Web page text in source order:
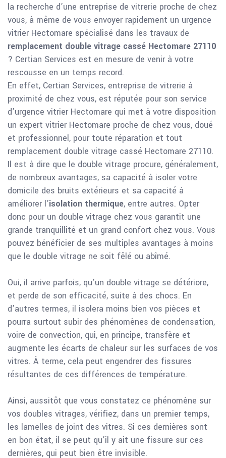
la recherche d’une entreprise de vitrerie proche de chez
vous, à même de vous envoyer rapidement un urgence
vitrier Hectomare spécialisé dans les travaux de
remplacement double vitrage cassé Hectomare 27110
? Certian Services est en mesure de venir à votre
rescousse en un temps record.
En effet, Certian Services, entreprise de vitrerie à
proximité de chez vous, est réputée pour son service
d’urgence vitrier Hectomare qui met à votre disposition
un expert vitrier Hectomare proche de chez vous, doué
et professionnel, pour toute réparation et tout
remplacement double vitrage cassé Hectomare 27110.
Il est à dire que le double vitrage procure, généralement,
de nombreux avantages, sa capacité à isoler votre
domicile des bruits extérieurs et sa capacité à
améliorer l’isolation thermique, entre autres. Opter
donc pour un double vitrage chez vous garantit une
grande tranquillité et un grand confort chez vous. Vous
pouvez bénéficier de ses multiples avantages à moins
que le double vitrage ne soit fêlé ou abîmé.
Oui, il arrive parfois, qu’un double vitrage se détériore,
et perde de son efficacité, suite à des chocs. En
d’autres termes, il isolera moins bien vos pièces et
pourra surtout subir des phénomènes de condensation,
voire de convection, qui, en principe, transfère et
augmente les écarts de chaleur sur les surfaces de vos
vitres. À terme, cela peut engendrer des fissures
résultantes de ces différences de température.
Ainsi, aussitôt que vous constatez ce phénomène sur
vos doubles vitrages, vérifiez, dans un premier temps,
les lamelles de joint des vitres. Si ces dernières sont
en bon état, il se peut qu’il y ait une fissure sur ces
dernières, qui peut bien être invisible.